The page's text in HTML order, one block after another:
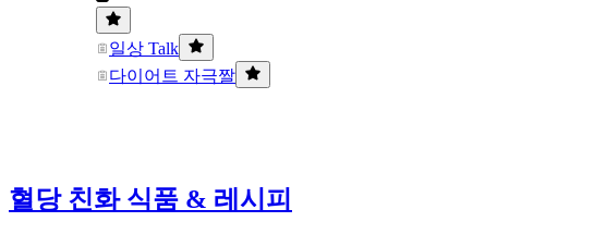
일상 Talk
다이어트 자극짤
혈당 친화 식품 & 레시피